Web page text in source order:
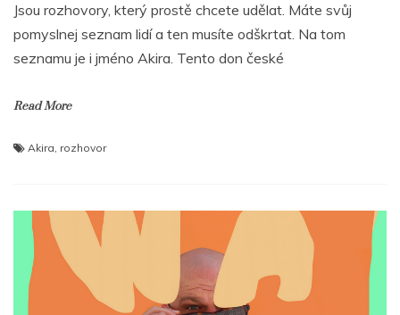
Jsou rozhovory, který prostě chcete udělat. Máte svůj
pomyslnej seznam lidí a ten musíte odškrtat. Na tom
seznamu je i jméno Akira. Tento don české
Read More
Akira, rozhovor